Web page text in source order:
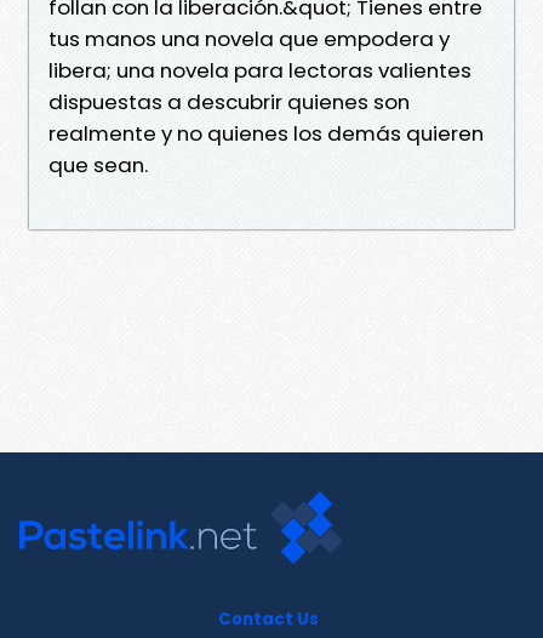
follan con la liberación.&quot; Tienes entre
tus manos una novela que empodera y
libera; una novela para lectoras valientes
dispuestas a descubrir quienes son
realmente y no quienes los demás quieren
que sean.
Contact Us